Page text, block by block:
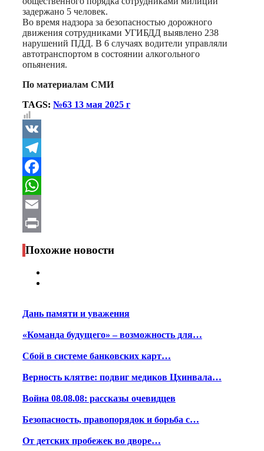
задержано 5 человек.
Во время надзора за безопасностью дорожного
движения сотрудниками УГИБДД выявлено 238
нарушений ПДД. В 6 случаях водители управляли
автотранспортом в состоянии алкогольного
опьянения.
По материалам СМИ
TAGS: №63 13 мая 2025 г
VK
Telegram
Facebook
WhatsApp
Email
Print
Похожие новости
Дань памяти и уважения
«Команда будущего» – возможность для…
Сбой в системе банковских карт…
Верность клятве: подвиг медиков Цхинвала…
Война 08.08.08: рассказы очевидцев
Безопасность, правопорядок и борьба с…
От детских пробежек во дворе…